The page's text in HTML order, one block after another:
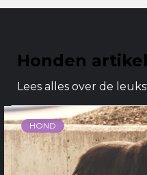
Honden
Lees alles over de
HOND